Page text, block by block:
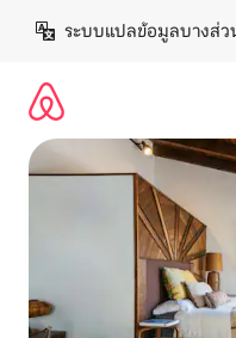
เนื้อหา
ระบบแปลข้อมูลบางส่ว